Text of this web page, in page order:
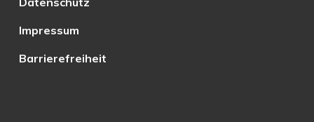
Impressum
Barrierefreiheit